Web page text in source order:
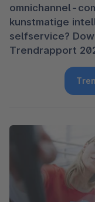
omnichannel-
kunstmatige
selfservice?
Trendrapport